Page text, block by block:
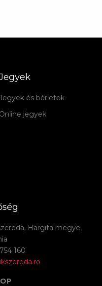
és bérletek
Online jegyek
Hargita megye,
160